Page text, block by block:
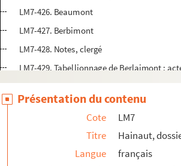
LM7-426. Beaumont
LM7-427. Berbimont
LM7-428. Notes, clergé
LM7-429. Tabellionnage de Berlaimont :
LM7-430. Berlaimont (Seigneur de)
LM7-431. Bermerain
LM7-432. Bersillies d'Abbaye
LM7-433. Bouchain
LM7-434. Bousies
Présentation du contenu
Cote
LM7
Titre
Hainaut,
Langue
français